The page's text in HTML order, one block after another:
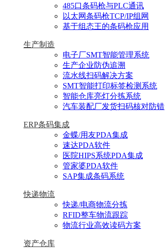
485口条码枪与PLC通讯
以太网条码枪TCP/IP组网
基于组态王的条码枪应用
生产制造
电子厂SMT智能管理系统
生产企业防伪追溯
流水线扫码解决方案
SMT智能打印标签检测系统
智能仓库亮灯分拣系统
汽车装配厂发货扫码核对防错
ERP条码集成
金蝶/用友PDA集成
速达PDA软件
医院HIPS系统PDA集成
管家婆PDA软件
SAP集成条码系统
快递物流
快递/电商物流分拣
RFID整车物流跟踪
物流行业高效读码方案
资产仓库